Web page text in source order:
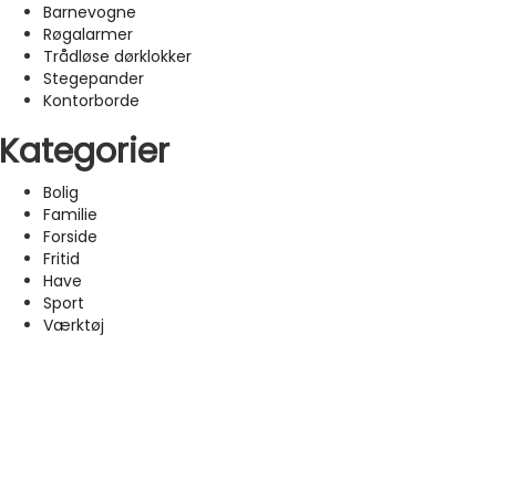
Barnevogne
Røgalarmer
Trådløse dørklokker
Stegepander
Kontorborde
Kategorier
Bolig
Familie
Forside
Fritid
Have
Sport
Værktøj